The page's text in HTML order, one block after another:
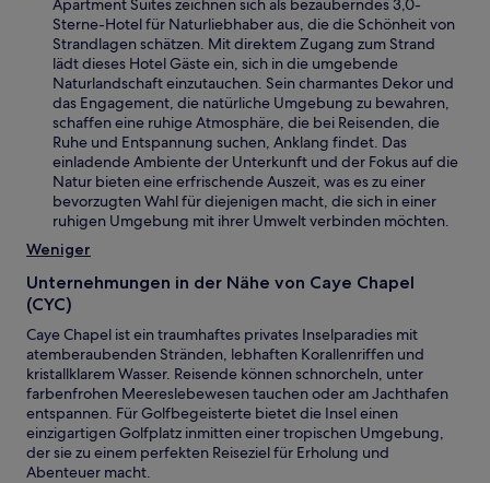
e
t
n
F
e
n
s
t
e
r
g
e
ö
f
e
r
d
i
n
e
n
e
m
n
e
n
n
s
t
e
r
g
e
Apartment Suites zeichnen sich als bezauberndes 3,0-
Sterne-Hotel für Naturliebhaber aus, die die Schönheit von
Strandlagen schätzen. Mit direktem Zugang zum Strand
lädt dieses Hotel Gäste ein, sich in die umgebende
Naturlandschaft einzutauchen. Sein charmantes Dekor und
das Engagement, die natürliche Umgebung zu bewahren,
schaffen eine ruhige Atmosphäre, die bei Reisenden, die
Ruhe und Entspannung suchen, Anklang findet. Das
einladende Ambiente der Unterkunft und der Fokus auf die
Natur bieten eine erfrischende Auszeit, was es zu einer
bevorzugten Wahl für diejenigen macht, die sich in einer
ruhigen Umgebung mit ihrer Umwelt verbinden möchten.
Weniger
Unternehmungen in der Nähe von Caye Chapel
(CYC)
Caye Chapel ist ein traumhaftes privates Inselparadies mit
atemberaubenden Stränden, lebhaften Korallenriffen und
kristallklarem Wasser. Reisende können schnorcheln, unter
farbenfrohen Meereslebewesen tauchen oder am Jachthafen
entspannen. Für Golfbegeisterte bietet die Insel einen
einzigartigen Golfplatz inmitten einer tropischen Umgebung,
der sie zu einem perfekten Reiseziel für Erholung und
Abenteuer macht.